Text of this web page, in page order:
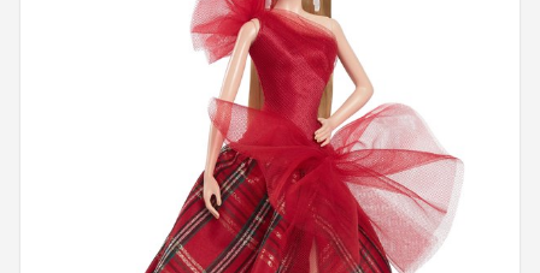
POPULAIRE MERKEN